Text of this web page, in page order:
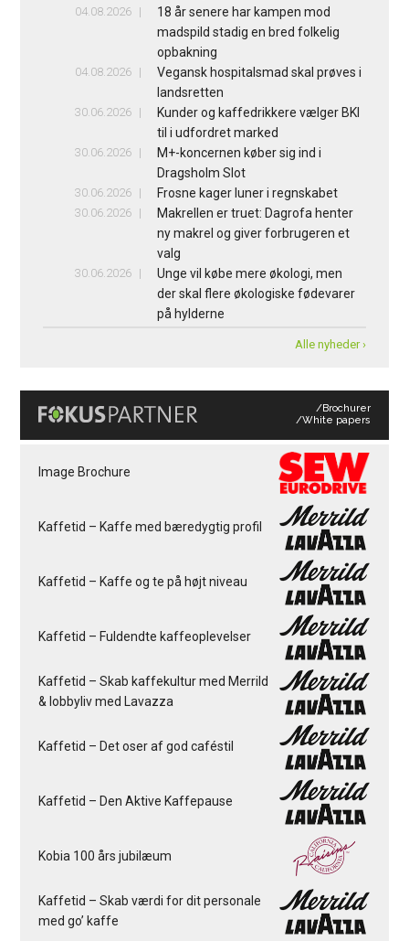
04.08.2026
18 år senere har kampen mod
madspild stadig en bred folkelig
opbakning
04.08.2026
Vegansk hospitalsmad skal prøves i
landsretten
30.06.2026
Kunder og kaffedrikkere vælger BKI
til i udfordret marked
30.06.2026
M+-koncernen køber sig ind i
Dragsholm Slot
30.06.2026 Frosne kager luner i regnskabet
30.06.2026
Makrellen er truet: Dagrofa henter
ny makrel og giver forbrugeren et
valg
30.06.2026
Unge vil købe mere økologi, men
der skal flere økologiske fødevarer
på hylderne
Alle nyheder ›
/Brochurer
/White papers
Image Brochure
Kaffetid – Kaffe med bæredygtig profil
Kaffetid – Kaffe og te på højt niveau
Kaffetid – Fuldendte kaffeoplevelser
Kaffetid – Skab kaffekultur med Merrild
& lobbyliv med Lavazza
Kaffetid – Det oser af god caféstil
Kaffetid – Den Aktive Kaffepause
Kobia 100 års jubilæum
Kaffetid – Skab værdi for dit personale
med go’ kaffe